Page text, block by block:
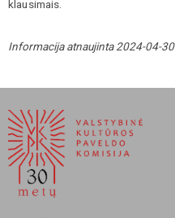
klausimais.
Informacija atnaujinta 2024-04-30